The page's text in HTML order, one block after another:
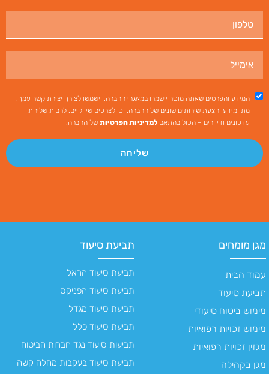
המידע והפרטים שאתה מוסר יישמרו במאגרי החברה, וישמשו לצורך יצירת קשר עמך,
מתן מידע והצעת שירותים שונים של החברה, וכן לצרכים שיווקיים, לרבות שליחת
עדכונים ודיוורים – הכול בהתאםלמדיניות הפרטיות של החברה.
שליחה
מגן מומחים
עמוד הבית
תביעת סיעוד
מימוש ביטוח סיעודי
מימוש זכויות רפואיות
מגזין זכויות רפואיות
מגן בקהילה
תביעת סיעוד
תביעת סיעוד הראל
תביעת סיעוד הפניקס
תביעת סיעוד מגדל
תביעת סיעוד כלל
תביעות סיעוד נגד חברות הביטוח
תביעת סיעוד בעקבות מחלה קשה